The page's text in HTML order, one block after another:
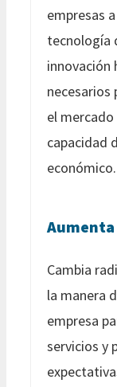
empresas
tecnología
innovación
necesarios
el
capacidad
económico.
Cambia
la manera
empresa
servicios y